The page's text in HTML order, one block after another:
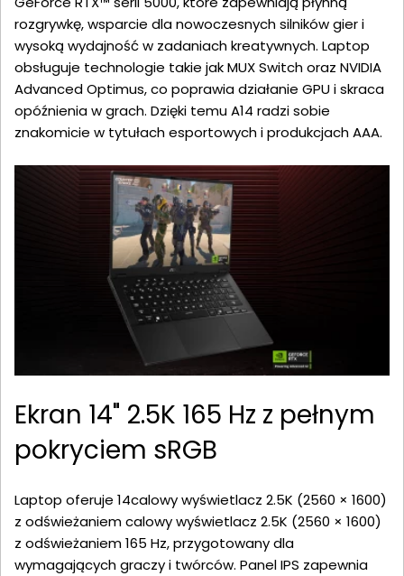
rozgrywkę, wsparcie dla nowoczesnych silników gier i
wysoką wydajność w zadaniach kreatywnych. Laptop
obsługuje technologie takie jak MUX Switch oraz NVIDIA
Advanced Optimus, co poprawia działanie GPU i skraca
opóźnienia w grach. Dzięki temu A14 radzi sobie
znakomicie w tytułach esportowych i produkcjach AAA.
Ekran 14" 2.5K 165 Hz z pełnym
pokryciem sRGB
Laptop oferuje 14calowy wyświetlacz 2.5K (2560 × 1600)
z odświeżaniem calowy wyświetlacz 2.5K (2560 × 1600)
z odświeżaniem 165 Hz, przygotowany dla
wymagających graczy i twórców. Panel IPS zapewnia